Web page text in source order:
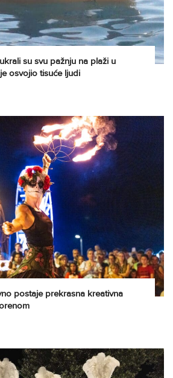
su svu pažnju na plaži u
osvojio tisuće ljudi
postaje prekrasna kreativna